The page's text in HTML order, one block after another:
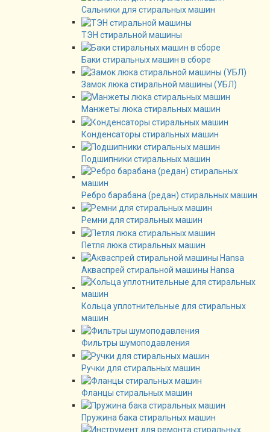
Сальники для стиральных машин
ТЭН стиральной машины
Баки стиральных машин в сборе
Замок люка стиральной машины (УБЛ)
Манжеты люка стиральных машин
Конденсаторы стиральных машин
Подшипники стиральных машин
Ребро барабана (редан) стиральных машин
Ремни для стиральных машин
Петля люка стиральных машин
Акваспрей стиральной машины Hansa
Кольца уплотнительные для стиральных
машин
Фильтры шумоподавления
Ручки для стиральных машин
Фланцы стиральных машин
Пружина бака стиральных машин